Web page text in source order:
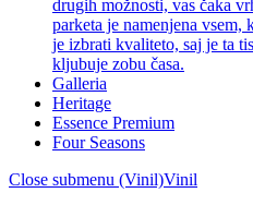
drugih možnosti, vas čaka
parketa je namenjena vsem,
je izbrati kvaliteto, saj je ta
kljubuje zobu časa.
Galleria
Heritage
Essence Premium
Four Seasons
Close submenu (Vinil)Vinil